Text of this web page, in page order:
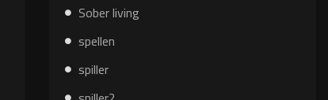
Sober living
spellen
spiller